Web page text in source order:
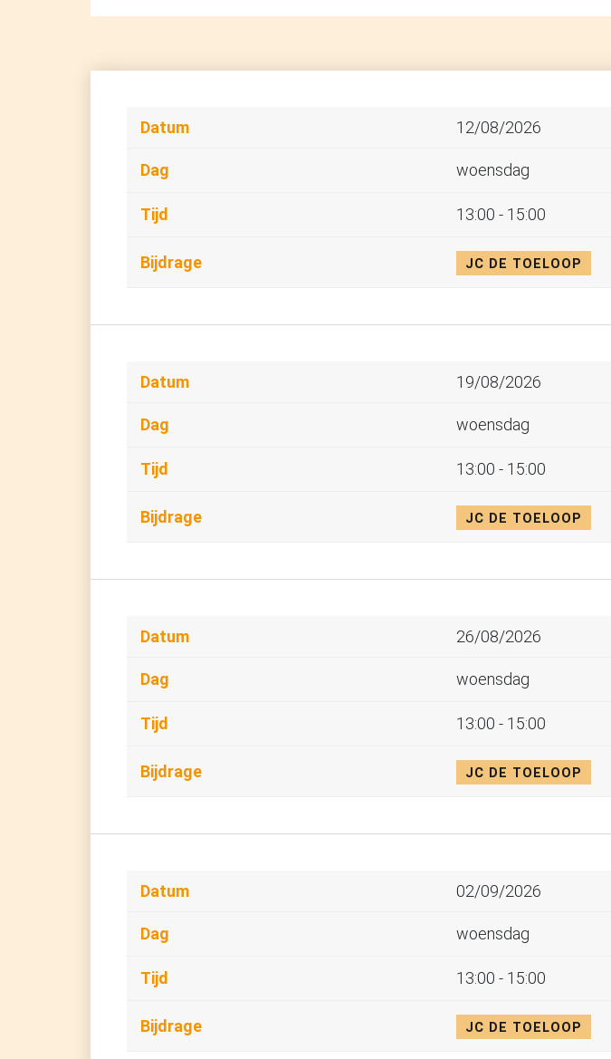
12/08/2026
woensdag
13:00 - 15:00
JC DE TOELOOP
19/08/2026
woensdag
13:00 - 15:00
JC DE TOELOOP
26/08/2026
woensdag
13:00 - 15:00
JC DE TOELOOP
02/09/2026
woensdag
13:00 - 15:00
JC DE TOELOOP